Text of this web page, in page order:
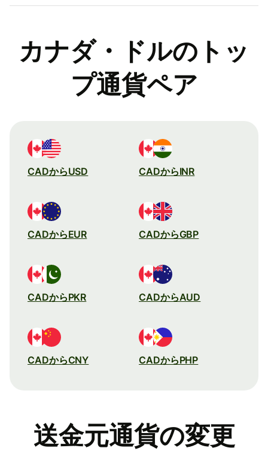
カナダ・ドルのトッ
プ通貨ペア
CADからUSD CADからINR
CADからEUR CADからGBP
CADからPKR CADからAUD
CADからCNY CADからPHP
送金元通貨の変更